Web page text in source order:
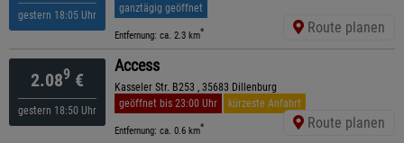
gestern 18:05 Uhr
ganztägig geöffnet
Entfernung: ca. 2.3 km* Route planen
2.089 €
gestern 18:50 Uhr
Access
Kasseler Str. B253 , 35683 Dillenburg
geöffnet bis 23:00 Uhr
kürzeste Anfahrt
Entfernung: ca. 0.6 km* Route planen